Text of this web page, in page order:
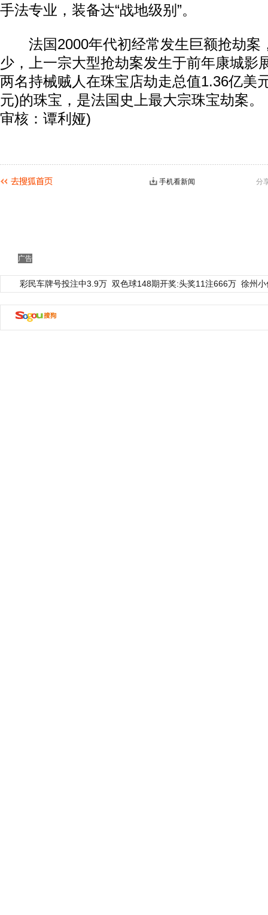
手法专业，装备达“战地级别”。
法国2000年代初经常发生巨额抢劫案
少，上一宗大型抢劫案发生于前年康城影
两名持械贼人在珠宝店劫走总值1.36亿美
元)的珠宝，是法国史上最大宗珠宝劫案
审核：谭利娅)
分
手机看新闻
广告
彩民车牌号投注中3.9万 双色球148期开奖:头奖11注666万 徐州